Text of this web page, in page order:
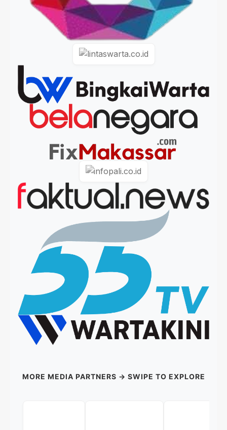
MORE MEDIA PARTNERS → SWIPE TO EXPLORE